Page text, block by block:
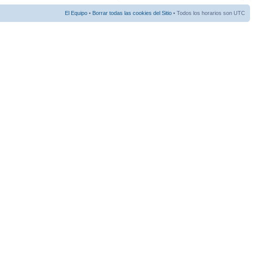
El Equipo • Borrar todas las cookies del Sitio • Todos los horarios son UTC